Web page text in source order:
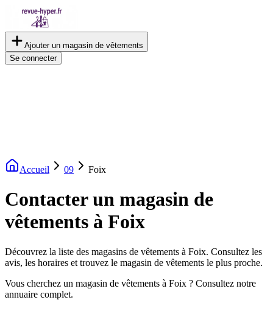
Ajouter un magasin de vêtements
Se connecter
Accueil 09 Foix
Contacter un magasin de
vêtements à Foix
Découvrez la liste des magasins de vêtements à Foix. Consultez les
avis, les horaires et trouvez le magasin de vêtements le plus proche.
Vous cherchez un magasin de vêtements à Foix ? Consultez notre
annuaire complet.